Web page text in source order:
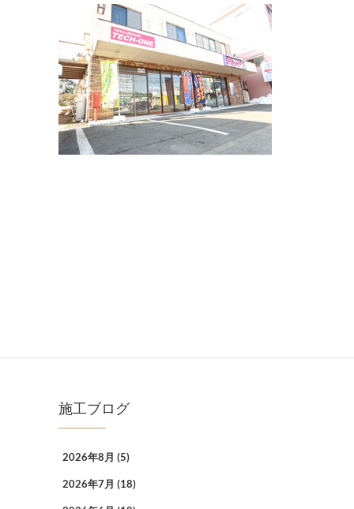
施工ブログ
2026年8月 (5)
2026年7月 (18)